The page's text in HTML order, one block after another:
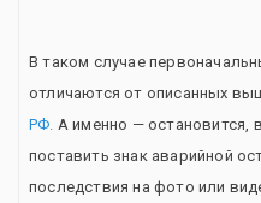
В таком случае
отличаются от описанных
РФ. А именно — остановится,
поставить знак аварийной
последствия на фото или